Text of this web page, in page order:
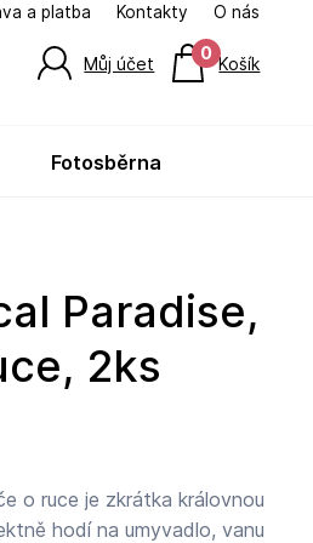
2ks
o ruce je zkrátka královnou
hodí na umyvadlo, vanu
a platba Kontakty O nás
Můj účet Košík
0
fotosběrna